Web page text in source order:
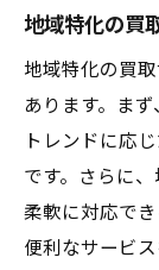
地域特化の買
地域特化の買
あります。ま
トレンドに応
です。さらに
柔軟に対応で
便利なサービ